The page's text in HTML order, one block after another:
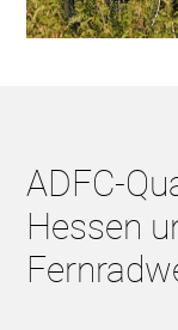
ADFC-
Hessen